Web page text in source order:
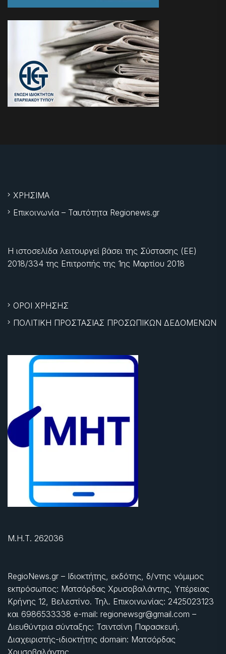
ΧΡΗΣΙΜΑ
Επικοινωνία – Ταυτότητα Regionews.gr
Η ιστοσελίδα λειτουργεί βάσει της Σύστασης (ΕΕ)
2018/334 της Επιτροπής της 1ης Μαρτίου 2018
ΟΡΟΙ ΧΡΗΣΗΣ
ΠΟΛΙΤΙΚΗ ΠΡΟΣΤΑΣΙΑΣ ΠΡΟΣΩΠΙΚΩΝ ΔΕΔΟΜΕΝΩΝ
Μ.Η.Τ. 262036
RegioNews.gr – Ιδιοκτήτης, εκδότης, δ/ντης νόμιμος
εκπρόσωπος: Ματσόρδας Χρυσοβαλάντης, Υπέρειας
Κρήνης 12, Βελεστίνο. Τηλ. Επικοινωνίας: 2425023123
και 6986533338 e-mail: regionewsgr@gmail.com –
Διευθύντρια σύνταξης: Τσιντσίνη Παρασκευή.
Διαχειριστής-ιδιοκτήτης domain: Ματσόρδας
Χρυσοβαλάντης